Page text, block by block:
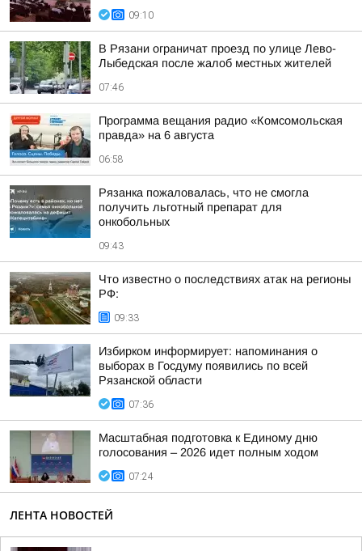
09:10
В Рязани ограничат проезд по улице Лево-
Лыбедская после жалоб местных жителей
07:46
Программа вещания радио «Комсомольская
правда» на 6 августа
06:58
Рязанка пожаловалась, что не смогла
получить льготный препарат для
онкобольных
09:43
Что известно о последствиях атак на регионы
РФ:
09:33
Избирком информирует: напоминания о
выборах в Госдуму появились по всей
Рязанской области
07:36
Масштабная подготовка к Единому дню
голосования – 2026 идет полным ходом
07:24
ЛЕНТА НОВОСТЕЙ